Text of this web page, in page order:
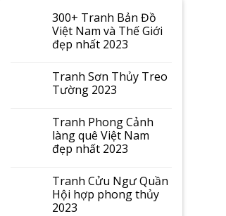
300+ Tranh Bản Đồ
Việt Nam và Thế Giới
đẹp nhất 2023
Tranh Sơn Thủy Treo
Tường 2023
Tranh Phong Cảnh
làng quê Việt Nam
đẹp nhất 2023
Tranh Cửu Ngư Quần
Hội hợp phong thủy
2023